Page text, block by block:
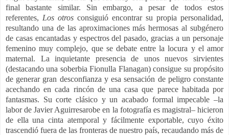
final bastante similar. Sin embargo, a pesar de todos estos
referentes, Los otros consiguió encontrar su propia personalidad,
resultando una de las aproximaciones más hermosas al subgénero
de casas encantadas y espectros del pasado, gracias a un personaje
femenino muy complejo, que se debate entre la locura y el amor
maternal. La inquietante presencia de unos nuevos sirvientes
(destacando una soberbia Fionulla Flanagan) consigue su propósito
de generar gran desconfianza y esa sensación de peligro constante
acechando en cada rincón de una casa que parece habitada por
fantasmas. Su corte clásico y un acabado formal impecable –la
labor de Javier Aguirresarobe en la fotografía es magistral– hicieron
de ella una cinta atemporal y fácilmente exportable, cuyo éxito
trascendió fuera de las fronteras de nuestro país, recaudando más de